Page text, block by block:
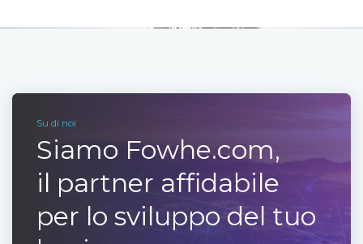
Su di noi
Siamo Fowhe.com,
il partner affidabile
per lo sviluppo del tuo